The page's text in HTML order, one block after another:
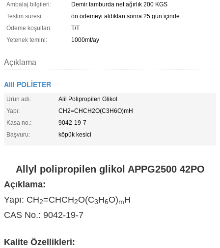
Ambalaj bilgileri:
Demir tamburda net ağırlık 200 KGS
Teslim süresi:
ön ödemeyi aldıktan sonra 25 gün içinde
Ödeme koşulları:
T/T
Yetenek temini:
1000mt/ay
Açıklama
Alil POLİETER
Ürün adı:
Alil Polipropilen Glikol
Yapı:
CH2=CHCH2O(C3H6O)mH
Kasa no.:
9042-19-7
Başvuru:
köpük kesici
Allyl polipropilen glikol APPG2500 42PO
Açıklama:
Yapı: CH2=CHCH2O(C3H6O)mH
CAS No.: 9042-19-7
Kalite Özellikleri: